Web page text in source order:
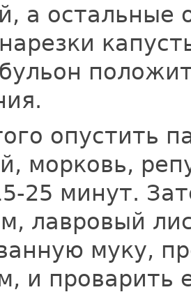
а остальные
опустить
морковь,
25 минут.
лавровый
муку,
и